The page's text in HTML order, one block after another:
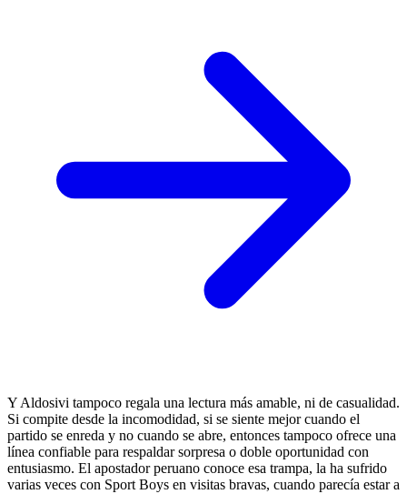
Y Aldosivi tampoco regala una lectura más amable, ni de casualidad.
Si compite desde la incomodidad, si se siente mejor cuando el
partido se enreda y no cuando se abre, entonces tampoco ofrece una
línea confiable para respaldar sorpresa o doble oportunidad con
entusiasmo. El apostador peruano conoce esa trampa, la ha sufrido
varias veces con Sport Boys en visitas bravas, cuando parecía estar a